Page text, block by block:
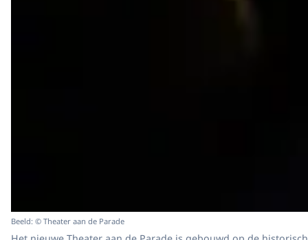
Beeld: © Theater aan de Parade